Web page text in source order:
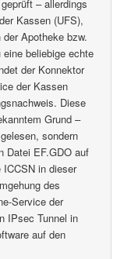
– allerdings
Kassen (UFS),
Apotheke bzw.
beliebige echte
der Konnektor
der Kassen
Diese
Grund –
sondern
Datei EF.GDO auf
in dieser
des
Service der
IPsec Tunnel in
auf den